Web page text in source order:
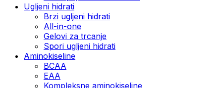
Ugljeni hidrati
Brzi ugljeni hidrati
All-in-one
Gelovi za trcanje
Spori ugljeni hidrati
Aminokiseline
BCAA
ЕАА
Kompleksne aminokiseline